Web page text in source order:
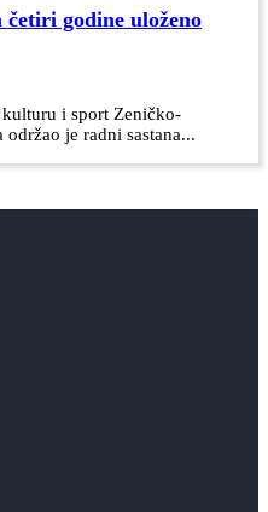
godine uloženo
i sport Zeničko-
je radni sastana...